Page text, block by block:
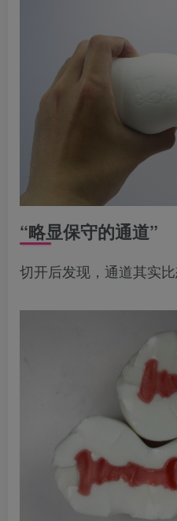
“略显保守的通道”
切开后发现，通道其实